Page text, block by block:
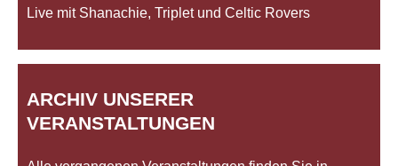
Live mit Shanachie, Triplet und Celtic Rovers
ARCHIV UNSERER
VERANSTALTUNGEN